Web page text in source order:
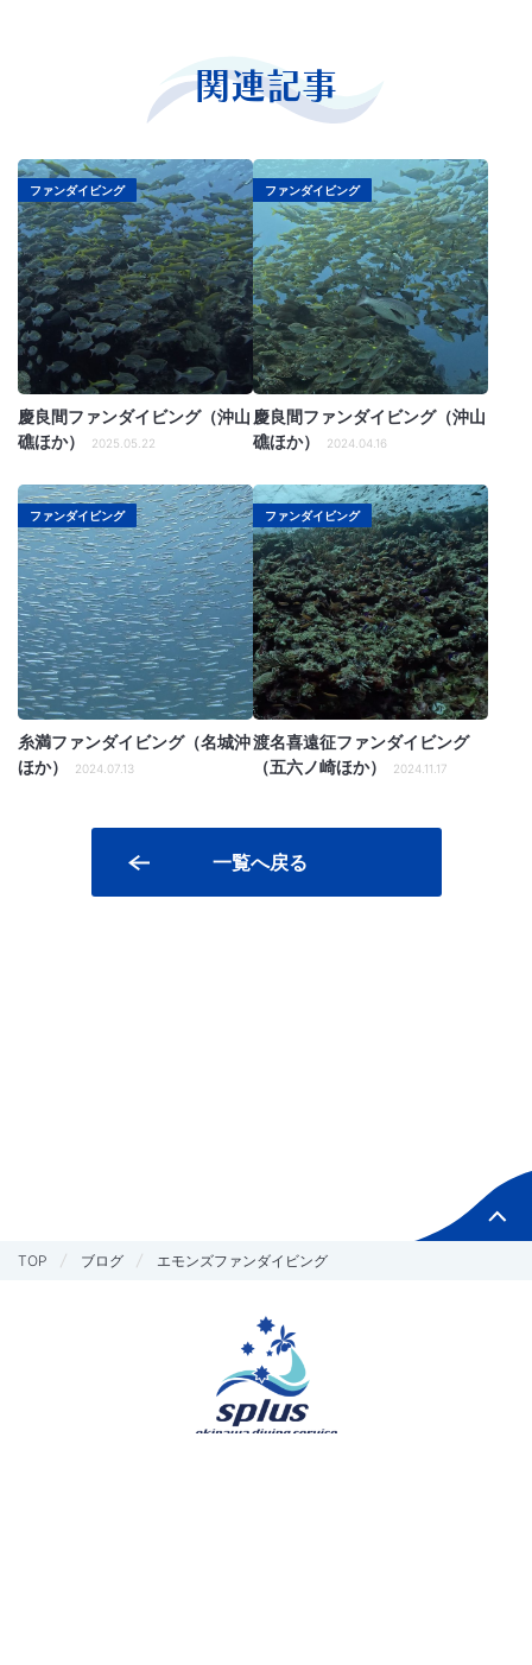
関連記事
ファンダイビング
慶良間ファンダイビング（沖山
礁ほか）
2025.05.22
ファンダイビング
慶良間ファンダイビング（沖山
礁ほか）
2024.04.16
ファンダイビング
糸満ファンダイビング（名城沖
ほか）
2024.07.13
ファンダイビング
渡名喜遠征ファンダイビング
（五六ノ崎ほか）
2024.11.17
一覧へ戻る
TOP ブログ エモンズファンダイビング